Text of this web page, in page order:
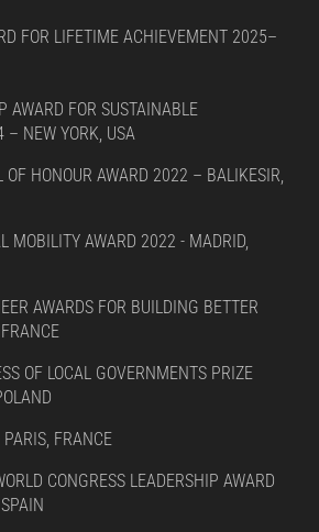
FOR LIFETIME ACHIEVEMENT 2025–
AWARD FOR SUSTAINABLE
– NEW YORK, USA
OF HONOUR AWARD 2022 – BALIKESIR,
MOBILITY AWARD 2022 - MADRID,
AWARDS FOR BUILDING BETTER
OF LOCAL GOVERNMENTS PRIZE
FRANCE
CONGRESS LEADERSHIP AWARD